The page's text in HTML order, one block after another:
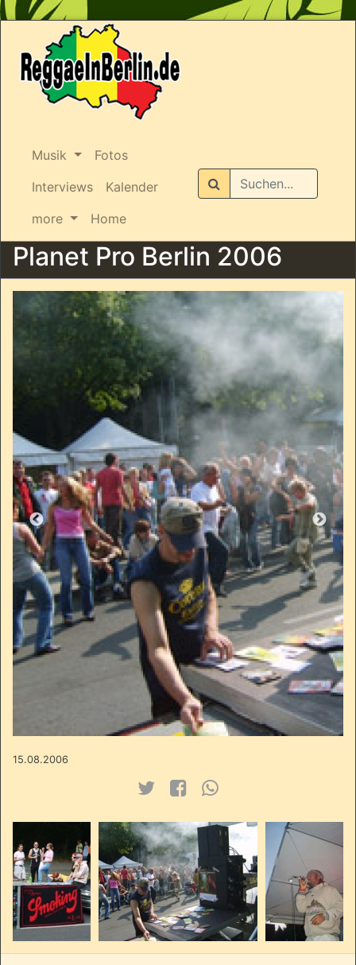
Musik
Fotos
Interviews
Kalender
more
Home
Suchen
Planet Pro Berlin 2006
15.08.2006